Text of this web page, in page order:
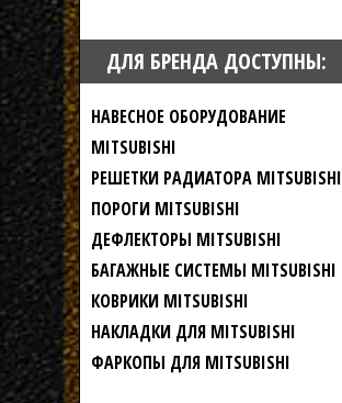
ДЛЯ БРЕНДА ДОСТУПНЫ:
НАВЕСНОЕ ОБОРУДОВАНИЕ
MITSUBISHI
РЕШЕТКИ РАДИАТОРА MITSUBISHI
ПОРОГИ MITSUBISHI
ДЕФЛЕКТОРЫ MITSUBISHI
БАГАЖНЫЕ СИСТЕМЫ MITSUBISHI
КОВРИКИ MITSUBISHI
НАКЛАДКИ ДЛЯ MITSUBISHI
ФАРКОПЫ ДЛЯ MITSUBISHI